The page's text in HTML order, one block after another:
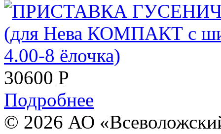
30600 Р
Подробнее
© 2026 АО